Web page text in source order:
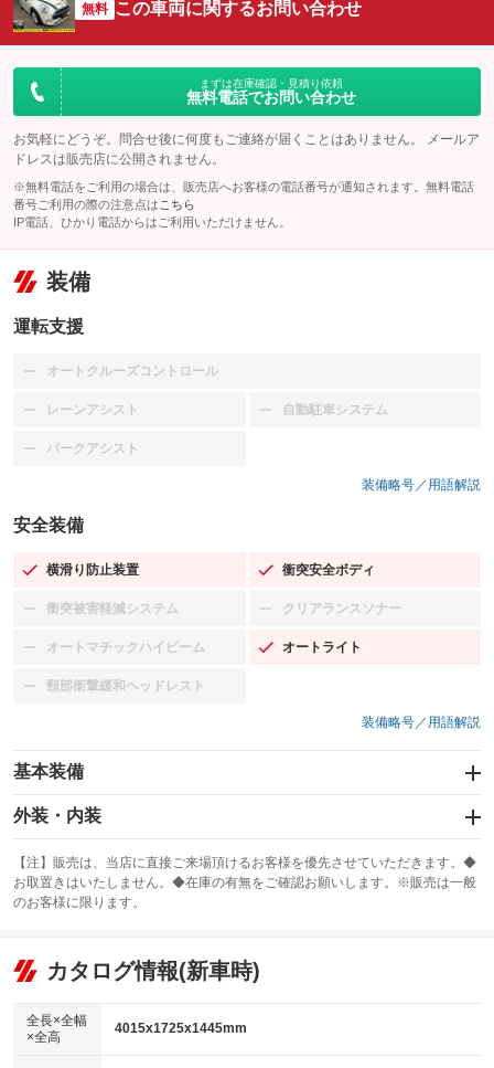
無料 この車両に関するお問い合わせ
まずは在庫確認・見積り依頼
無料電話でお問い合わせ
お気軽にどうぞ。問合せ後に何度もご連絡が届くことはありません。 メールア
ドレスは販売店に公開されません。
※無料電話をご利用の場合は、販売店へお客様の電話番号が通知されます。無料電話
番号ご利用の際の注意点は こちら
IP電話、ひかり電話からはご利用いただけません。
装備
運転支援
オートクルーズコントロール
：装備なし
レーンアシスト
：装備なし 自動駐車システム
：装備なし
パークアシスト
：装備なし
装備略号／用語解説
安全装備
横滑り防止装置
：装備あり 衝突安全ボディ
：装備あり
衝突被害軽減システム
：装備なし クリアランスソナー
：装備なし
オートマチックハイビーム
：装備なし オートライト
：装備あり
頸部衝撃緩和ヘッドレスト
：装備なし
装備略号／用語解説
基本装備
エアバッグ：運転席/助手席/サイド
：装備あり
：装備なし
サンルーフ
：装備なし ABS
リフトアップ
：装備なし
：装備なし
パワーウィンドウ
外装・内装
カーナビ：HDDナビ
：装備あり
TV
：装備なし
ビジュアル
：装備なし
：装備あり
革シート
【注】販売は、当店に直接ご来場頂けるお客様を優先させていただきます。◆
お取置きはいたしません。◆在庫の有無をご確認お願いします。※販売は一般
のお客様に限ります。
カタログ情報(新車時)
全長×全幅
×全高
4015x1725x1445mm